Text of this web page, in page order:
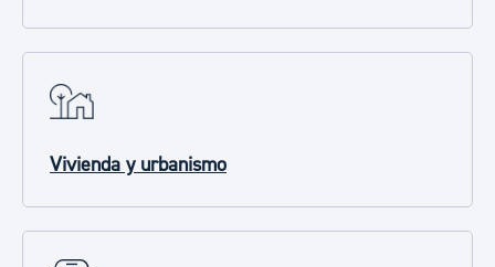
Vivienda y urbanismo